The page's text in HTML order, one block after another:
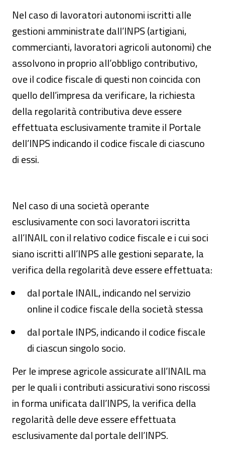
Nel caso di lavoratori autonomi iscritti alle
gestioni amministrate dall’INPS (artigiani,
commercianti, lavoratori agricoli autonomi) che
assolvono in proprio all’obbligo contributivo,
ove il codice fiscale di questi non coincida con
quello dell’impresa da verificare, la richiesta
della regolarità contributiva deve essere
effettuata esclusivamente tramite il Portale
dell’INPS indicando il codice fiscale di ciascuno
di essi.
Nel caso di una società operante
esclusivamente con soci lavoratori iscritta
all’INAIL con il relativo codice fiscale e i cui soci
siano iscritti all’INPS alle gestioni separate, la
verifica della regolarità deve essere effettuata:
dal portale INAIL, indicando nel servizio
online il codice fiscale della società stessa
dal portale INPS, indicando il codice fiscale
di ciascun singolo socio.
Per le imprese agricole assicurate all’INAIL ma
per le quali i contributi assicurativi sono riscossi
in forma unificata dall’INPS, la verifica della
regolarità delle deve essere effettuata
esclusivamente dal portale dell’INPS.